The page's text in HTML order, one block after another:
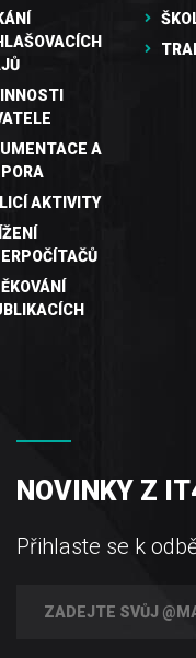
A
AKTIVITY
NOVINKY Z
Přihlaste se k